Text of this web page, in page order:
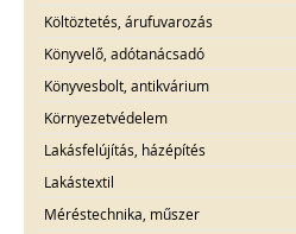
Költöztetés, árufuvarozás
Könyvelő, adótanácsadó
Könyvesbolt, antikvárium
Környezetvédelem
Lakásfelújítás, házépítés
Lakástextil
Méréstechnika, műszer